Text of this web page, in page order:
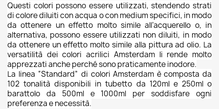
Questi colori possono essere utilizzati, stendendo strati
di colore diluiti con acqua o con medium specifici, in modo
da ottenere un effetto molto simile all’acquerello o, in
alternativa, possono essere utilizzati non diluiti, in modo
da ottenere un effetto molto simile alla pittura ad olio. La
versatilità dei colori acrilici Amsterdam li rende molto
apprezzati anche perché sono praticamente inodore.
La linea “Standard” di colori Amsterdam è composta da
102 tonalità disponibili in tubetto da 120ml e 250ml o
barattolo da 500ml e 1000ml per soddisfare ogni
preferenza e necessità.